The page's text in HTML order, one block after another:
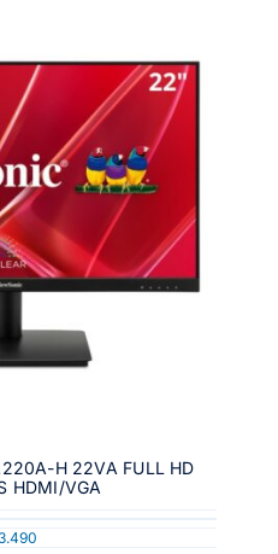
H 22VA FULL HD
HDMI/VGA